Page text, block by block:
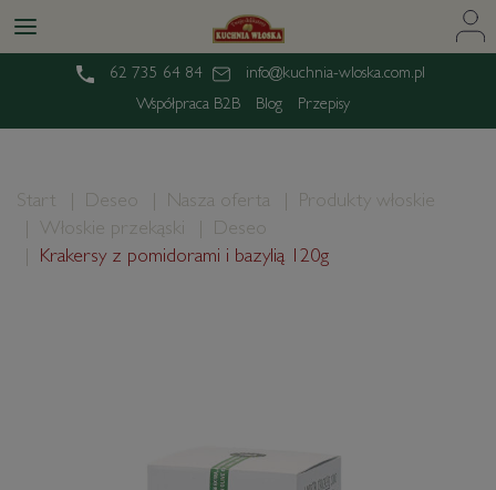
62 735 64 84
info@kuchnia-wloska.com.pl
Współpraca B2B
Blog Przepisy
Start Deseo Nasza oferta
Produkty włoskie
Włoskie przekąski
Deseo
Krakersy z pomidorami i bazylią 120g